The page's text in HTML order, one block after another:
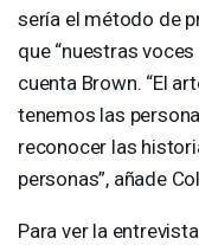
sería el método de
que “nuestras
cuenta Brown. “El
tenemos las
reconocer las
personas”, añade
Para ver la